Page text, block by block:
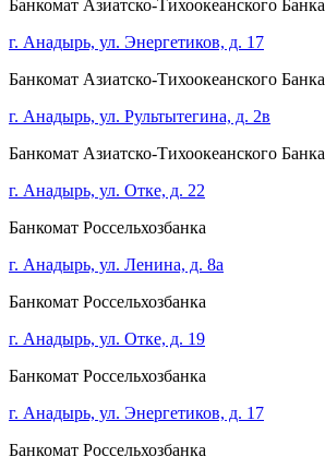
Банкомат Азиатско-Тихоокеанского Банка
г. Анадырь, ул. Энергетиков, д. 17
Банкомат Азиатско-Тихоокеанского Банка
г. Анадырь, ул. Рультытегина, д. 2в
Банкомат Азиатско-Тихоокеанского Банка
г. Анадырь, ул. Отке, д. 22
Банкомат Россельхозбанка
г. Анадырь, ул. Ленина, д. 8а
Банкомат Россельхозбанка
г. Анадырь, ул. Отке, д. 19
Банкомат Россельхозбанка
г. Анадырь, ул. Энергетиков, д. 17
Банкомат Россельхозбанка